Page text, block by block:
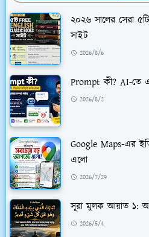
২০২৬ সালের সেরা
সাইট
2026/8/6
Prompt কী? AI-তে
2026/8/2
Google Maps-এর
এলো
2026/7/29
সূরা মুলক আয়াত ১:
2026/5/4